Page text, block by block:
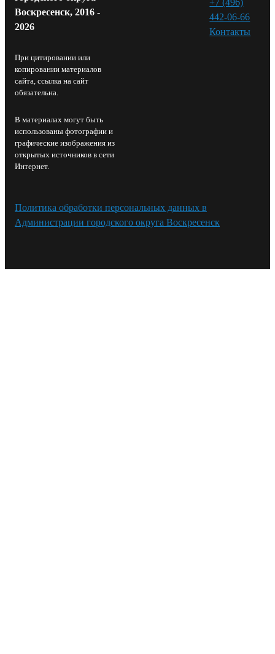
Воскресенск, 2016 -
2026
При цитировании или
копировании материалов
сайта, ссылка на сайт
обязательна.
В материалах могут быть
использованы фотографии и
графические изображения из
открытых источников в сети
Интернет.
442-06-66
Контакты⁠
Политика обработки персональных данных в
Администрации городского округа Воскресенск